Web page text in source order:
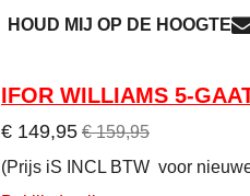
HOUD MIJ OP DE HOOGTE
IFOR WILLIAMS 5-
€ 149,95 € 159,95
(Prijs iS INCL BTW voor